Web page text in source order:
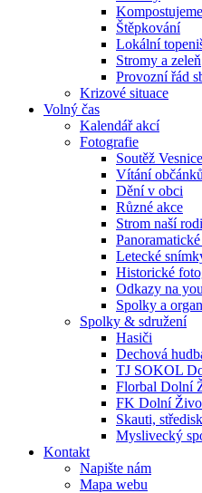
Kompostujeme
Štěpkování
Lokální
Stromy a zeleň
Provozní řád
Krizové situace
Volný čas
Kalendář akcí
Fotografie
Soutěž
Vítání občánků
Dění v obci
Různé akce
Strom naší
Letecké
Historické
Odkazy na
Spolky a
Spolky & sdružení
Hasiči
Dechová
TJ SOKOL
Florbal Dolní
FK Dolní
Skauti,
Myslivecký
Kontakt
Napište nám
Mapa webu